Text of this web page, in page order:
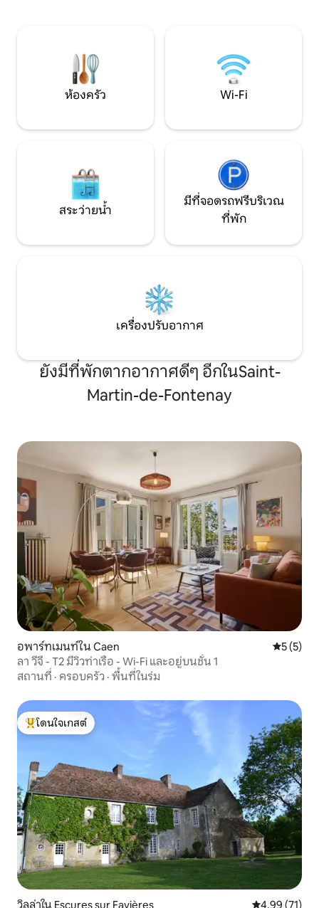
ห้องครัว Wi-Fi
สระว่ายน้ำ
มีที่จอดรถฟรีบริเวณ
ที่พัก
เครื่องปรับอากาศ
ยังมีที่พักตากอากาศดีๆ อีกในSaint-
Martin-de-Fontenay
อพาร์ทเมนท์ใน Caen คะแนนเฉ
5 (5)
ลา วีจี - T2 มีวิวท่าเรือ - Wi-Fi และอยู่บนชั้น 1
สถานที่ · ครอบครัว · พื้นที่ในร่ม
โดนใจเกสต์ที่สุด
โดนใจเกสต์
วิลล่าใน Escures sur Favières คะแนนเฉลี่ย
4.99 (71)